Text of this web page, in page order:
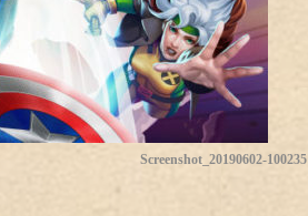
Screenshot_20190602-100235